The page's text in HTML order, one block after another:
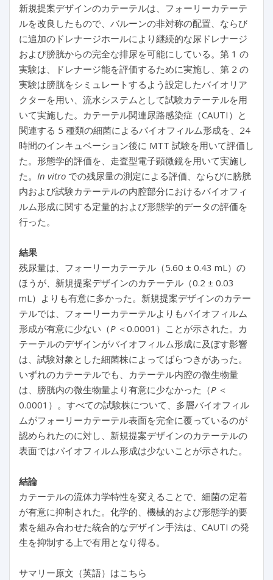
新規提案デザインのカテーテルは、フォーリーカテーテ
ルを改良したもので、バルーンの非対称の配置、ならび
に追加のドレナージホールにより継続的な尿ドレナージ
および膀胱からの完全な排尿を可能にしている。第 1 の
実験は、ドレナージ能を評価するために実施し、第 2 の
実験は膀胱をシミュレートするよう設定したバイオリア
クターを用い、流水システムとして試験カテーテルを用
いて実施した。カテーテル関連尿路感染症（CAUTI）と
関連する 5 種類の細菌によるバイオフィルム形成を、24
時間のインキュベーション後に MTT 試験を用いて評価し
た。形態学的評価を、走査型電子顕微鏡を用いて実施し
た。 In vitro での残尿量の測定による評価、ならびに膀胱
内および試験カテーテルの内腔部分におけるバイオフィ
ルム形成に関する定量的および形態学的データの評価を
行った。
結果
残尿量は、フォーリーカテーテル（5.60 ± 0.43 mL）の
ほうが、新規提案デザインのカテーテル（0.2 ± 0.03
mL）よりも有意に多かった。新規提案デザインのカテー
テルでは、フォーリーカテーテルよりもバイオフィルム
形成が有意に少ない（P＜0.0001）ことが示された。カ
テーテルのデザインがバイオフィルム形成に及ぼす影響
は、試験対象とした細菌株によってばらつきがあった。
いずれのカテーテルでも、カテーテル内腔の微生物量
は、膀胱内の微生物量より有意に少なかった（P＜
0.0001）。すべての試験株について、多層バイオフィル
ムがフォーリーカテーテル表面を完全に覆っているのが
認められたのに対し、新規提案デザインのカテーテルの
表面ではバイオフィルム形成は少ないことが示された。
結論
カテーテルの流体力学特性を変えることで、細菌の定着
が有意に抑制された。化学的、機械的および形態学的要
素を組み合わせた統合的なデザイン手法は、CAUTI の発
生を抑制する上で有用となり得る。
サマリー原文（英語）はこちら